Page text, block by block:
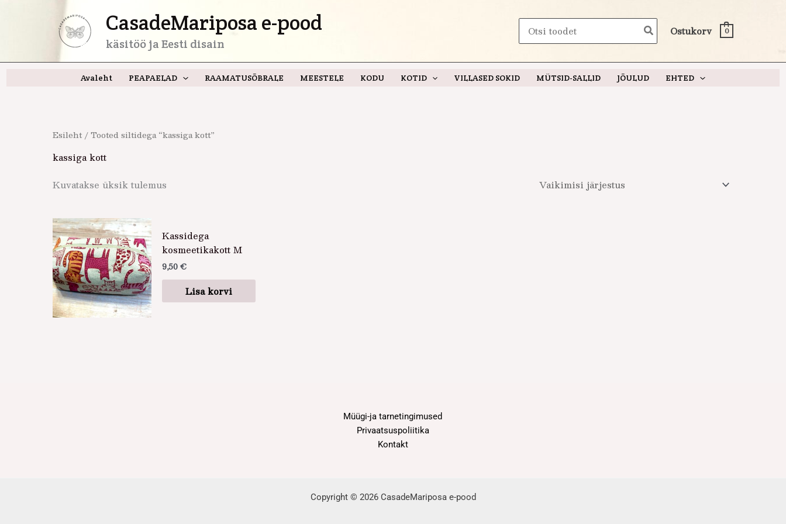
CasadeMariposa e-pood
käsitöö ja Eesti disain
Search
for:
Ostukorv 0
Avaleht PEAPAELAD RAAMATUSÕBRALE MEESTELE KODU KOTID VILLASED SOKID MÜTSID-SALLID JÕULUD EHTED
Esileht / Tooted siltidega “kassiga kott”
kassiga kott
Kuvatakse üksik tulemus
Kassidega
kosmeetikakott M
9,50€
Lisa korvi
Müügi-ja tarnetingimused
Privaatsuspoliitika
Kontakt
Copyright © 2026 CasadeMariposa e-pood